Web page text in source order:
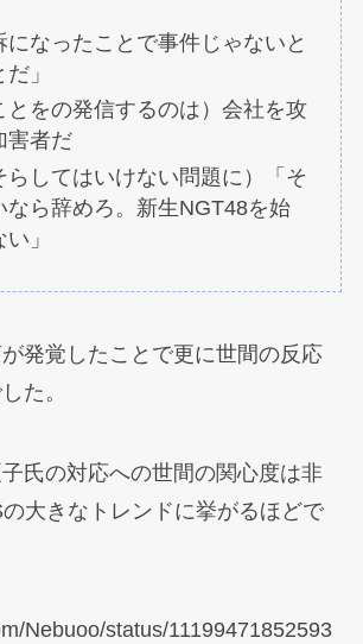
になったことで事件じゃないと
」
とをの発信するのは）会社を攻
害者だ
らしてはいけない問題に）「そ
なら辞めろ。新生NGT48を始
」
発覚したことで更に世間の反応
た。
氏の対応への世間の関心度は非
大きなトレンドに挙がるほどで
Nebuoo/status/11199471852593